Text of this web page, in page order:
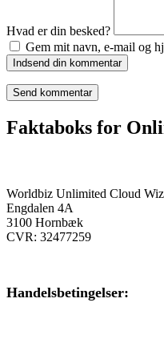
Hvad er din besked?
Gem mit navn, e-mail og
Indsend din kommentar
Faktaboks for
Worldbiz Unlimited Cloud
Engdalen 4A
3100 Hornbæk
CVR: 32477259
Handelsbetingelser: